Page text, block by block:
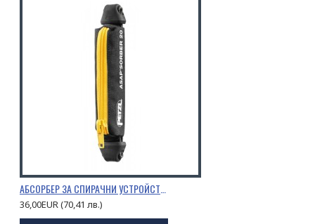
36,00EUR (70,41 лв.)